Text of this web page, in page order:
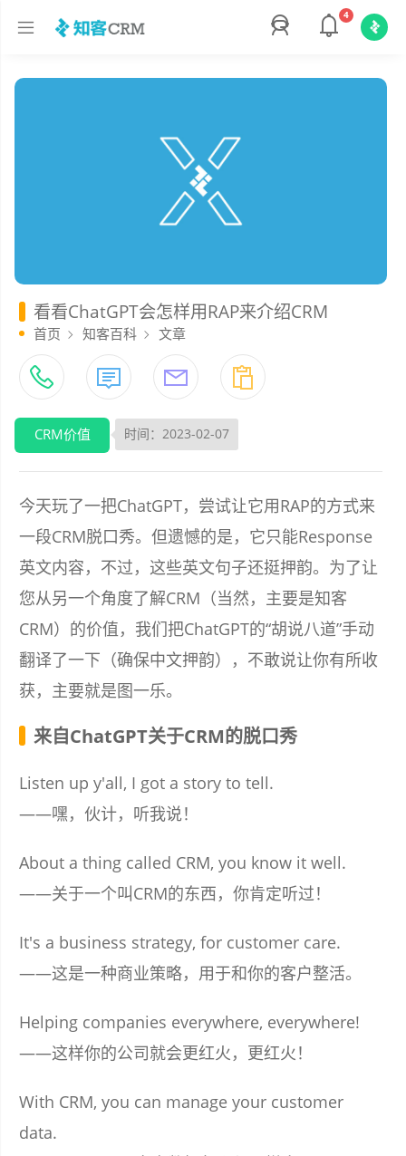
4
看看ChatGPT会怎样用RAP来介绍CRM
首页 知客百科 文章
CRM价值 时间：2023-02-07
今天玩了一把ChatGPT，尝试让它用RAP的方式来
一段CRM脱口秀。但遗憾的是，它只能Response
英文内容，不过，这些英文句子还挺押韵。为了让
您从另一个角度了解CRM（当然，主要是知客
CRM）的价值，我们把ChatGPT的“胡说八道”手动
翻译了一下（确保中文押韵），不敢说让你有所收
获，主要就是图一乐。
来自ChatGPT关于CRM的脱口秀
Listen up y'all, I got a story to tell.
——嘿，伙计，听我说！
About a thing called CRM, you know it well.
——关于一个叫CRM的东西，你肯定听过！
It's a business strategy, for customer care.
——这是一种商业策略，用于和你的客户整活。
Helping companies everywhere, everywhere!
——这样你的公司就会更红火，更红火！
With CRM, you can manage your customer
data.